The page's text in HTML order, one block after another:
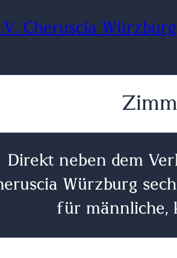
Cheruscia
Direkt neben dem
Würzburg
für männliche,